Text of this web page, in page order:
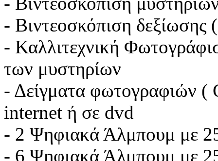
- Βιντεοσκόπιση δεξίωσης
- Καλλιτεχνική
των
- Δείγματα φωτογραφιών
internet ή σε dvd
- 2 Ψηφιακά Άλμπουμ με
- 6 Ψηφιακά Άλμπουμ με